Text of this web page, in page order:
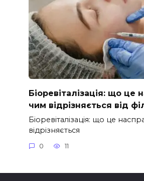
Біоревіталізація: що це
чим відрізняється від
Біоревіталізація: що це
відрізняється
0 11